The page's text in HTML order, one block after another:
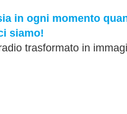
in ogni momento
siamo!
trasformato in